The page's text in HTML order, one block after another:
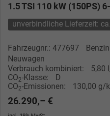
1.5 TSI 110 kW (150PS)
unverbindliche Lieferzeit:
Fahrzeugnr.: 477697
Benzin
Neuwagen
Verbrauch kombiniert:
5,80
CO2-Klasse:
D
CO2-Emissionen: 130,00 g/
26.290,– €